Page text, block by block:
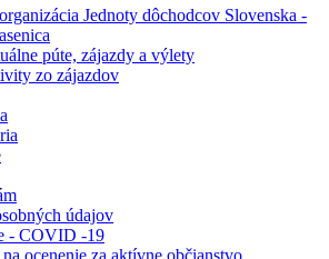
Jednoty dôchodcov Slovenska -
púte, zájazdy a výlety
zo zájazdov
údajov
- COVID -19
ocenenie za aktívne občianstvo